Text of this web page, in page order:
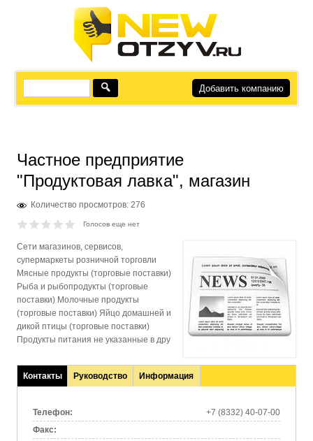
Добавить компанию
Частное предприятие
"Продуктовая лавка", магазин
Количество просмотров: 276
Голосов еще нет
Сети магазинов, сервисов,
супермаркеты розничной торговли
Мясные продукты (торговые поставки)
Рыба и рыбопродукты (торговые
поставки) Молочные продукты
(торговые поставки) Яйцо домашней и
дикой птицы (торговые поставки)
Продукты питания не указанные в дру
Контакты
(активная
Руководство Информация
Телефон:
+7 (8332) 40-07-00
Факс: